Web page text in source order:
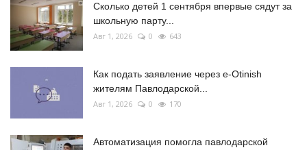
Сколько детей 1 сентября впервые сядут за
школьную парту...
Авг 1, 2026 0 643
Как подать заявление через e-Otinish
жителям Павлодарской...
Авг 1, 2026 0 170
Автоматизация помогла павлодарской